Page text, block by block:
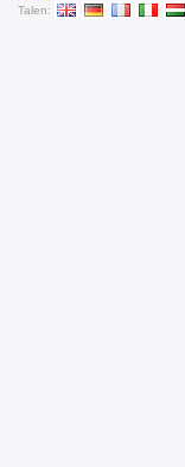
Talen: